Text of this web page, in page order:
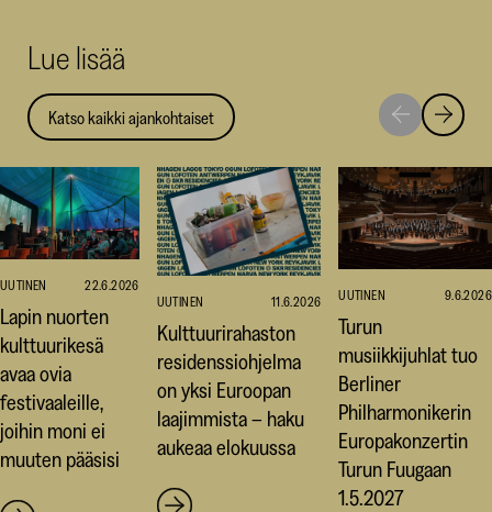
Lue lisää
Katso kaikki ajankohtaiset
Siirry
seuraavaan
Siirry
UUTINEN 22.6.2026
Lapin nuorten
kulttuurikesä
avaa ovia
festivaaleille,
joihin moni ei
muuten pääsisi
UUTINEN 11.6.2026
Kulttuurirahaston
residenssiohjelma
on yksi Euroopan
laajimmista – haku
aukeaa elokuussa
UUTINEN 9.6.2026
Turun
musiikkijuhlat tuo
Berliner
Philharmonikerin
Europakonzertin
Turun Fuugaan
1.5.2027